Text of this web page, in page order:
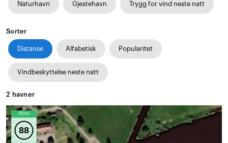
Naturhavn Gjestehavn Trygg for vind neste natt
Sorter
Distanse Alfabetisk Popularitet
Vindbeskyttelse neste natt
2 havner
Wind
88